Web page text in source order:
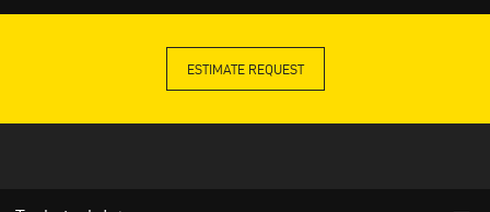
ESTIMATE REQUEST